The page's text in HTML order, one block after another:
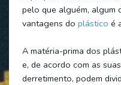
pelo que alguém, algum
vantagens do plástico é
A matéria-prima dos
e, de acordo com as
derretimento, podem